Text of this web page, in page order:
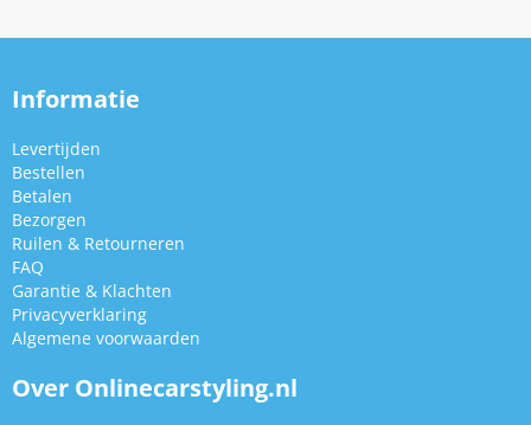
Informatie
Levertijden
Bestellen
Betalen
Bezorgen
Ruilen & Retourneren
FAQ
Garantie & Klachten
Privacyverklaring
Algemene voorwaarden
Over Onlinecarstyling.nl